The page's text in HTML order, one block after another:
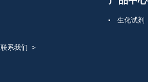
联系我们 >
生化试剂